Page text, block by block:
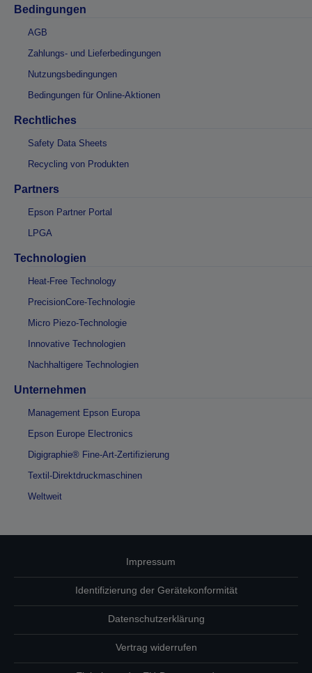
Bedingungen
AGB
Zahlungs- und Lieferbedingungen
Nutzungsbedingungen
Bedingungen für Online-Aktionen
Rechtliches
Safety Data Sheets
Recycling von Produkten
Partners
Epson Partner Portal
LPGA
Technologien
Heat-Free Technology
PrecisionCore-Technologie
Micro Piezo-Technologie
Innovative Technologien
Nachhaltigere Technologien
Unternehmen
Management Epson Europa
Epson Europe Electronics
Digigraphie® Fine-Art-Zertifizierung
Textil-Direktdruckmaschinen
Weltweit
Impressum
Identifizierung der Gerätekonformität
Datenschutzerklärung
Vertrag widerrufen